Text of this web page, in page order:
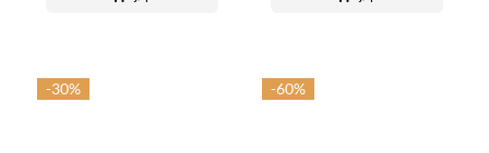
-30% -60%